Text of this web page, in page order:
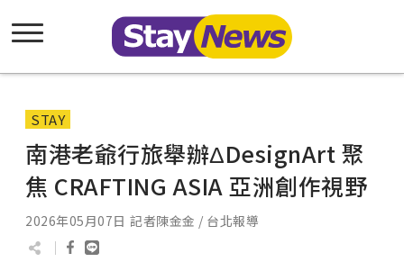
STAY
南港老爺行旅舉辦ΔDesignArt 聚
焦 CRAFTING ASIA 亞洲創作視野
2026年05月07日 記者陳金金 / 台北報導